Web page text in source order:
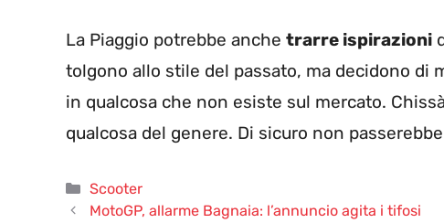
La Piaggio potrebbe anche trarre ispirazioni
tolgono allo stile del passato, ma decidono di
in qualcosa che non esiste sul mercato.
qualcosa del genere. Di sicuro non
Categorie
Scooter
MotoGP, allarme Bagnaia: l’annuncio agita i tifosi